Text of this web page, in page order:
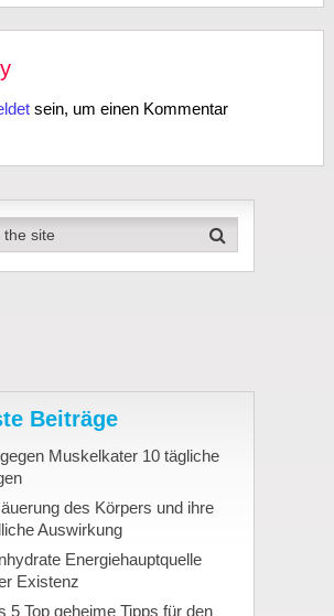
sein, um einen Kommentar
Beiträge
Muskelkater 10 tägliche
des Körpers und ihre
Auswirkung
Energiehauptquelle
Existenz
5 Top geheime Tipps für den